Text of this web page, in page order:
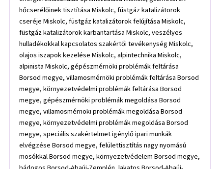
hőcserélőinek tisztítása Miskolc, füstgáz katalizátorok
cseréje Miskolc, füstgáz katalizátorok felújítása Miskolc,
füstgáz katalizátorok karbantartása Miskolc, veszélyes
hulladékokkal kapcsolatos szakértői tevékenység Miskolc,
olajos iszapok kezelése Miskolc, alpintechnika Miskolc,
alpinista Miskolc, gépészmérnöki problémák feltárása
Borsod megye, villamosmérnöki problémák feltárása Borsod
megye, környezetvédelmi problémák feltárása Borsod
megye, gépészmérnöki problémák megoldása Borsod
megye, villamosmérnöki problémák megoldása Borsod
megye, környezetvédelmi problémák megoldása Borsod
megye, speciális szakértelmet igénylő ipari munkák
elvégzése Borsod megye, felülettisztítás nagy nyomású
mosókkal Borsod megye, környezetvédelem Borsod megye,